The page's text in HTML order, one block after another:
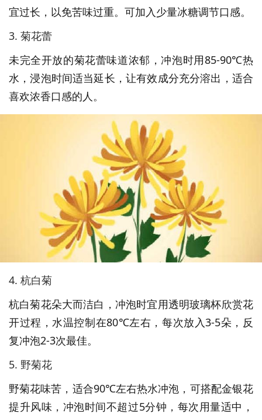
宜过长，以免苦味过重。可加入少量冰糖调节口感。
3. 菊花蕾
未完全开放的菊花蕾味道浓郁，冲泡时用85-90℃热
水，浸泡时间适当延长，让有效成分充分溶出，适合
喜欢浓香口感的人。
4. 杭白菊
杭白菊花朵大而洁白，冲泡时宜用透明玻璃杯欣赏花
开过程，水温控制在80℃左右，每次放入3-5朵，反
复冲泡2-3次最佳。
5. 野菊花
野菊花味苦，适合90℃左右热水冲泡，可搭配金银花
提升风味，冲泡时间不超过5分钟，每次用量适中，